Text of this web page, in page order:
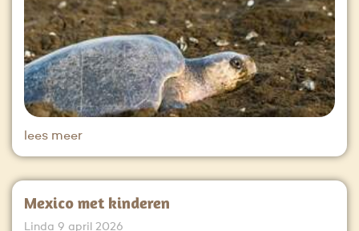
lees meer
Mexico met kinderen
Linda 9 april 2026